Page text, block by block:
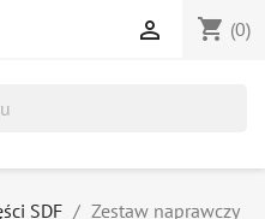
shopping_cart (0)

SDF
Zestaw naprawczy